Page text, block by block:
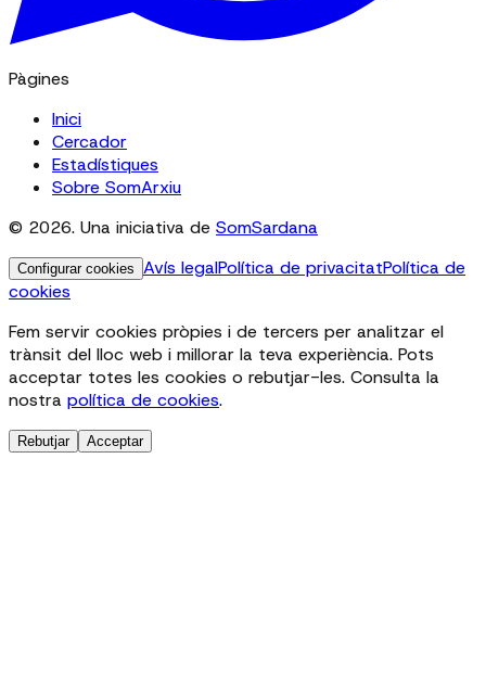
Pàgines
Inici
Cercador
Estadístiques
Sobre SomArxiu
© 2026. Una iniciativa de SomSardana
Configurar cookies Avís legalPolítica de privacitatPolítica de
cookies
Fem servir cookies pròpies i de tercers per analitzar el
trànsit del lloc web i millorar la teva experiència. Pots
acceptar totes les cookies o rebutjar-les. Consulta la
nostra política de cookies.
Rebutjar Acceptar